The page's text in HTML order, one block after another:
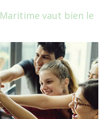
vaut bien le